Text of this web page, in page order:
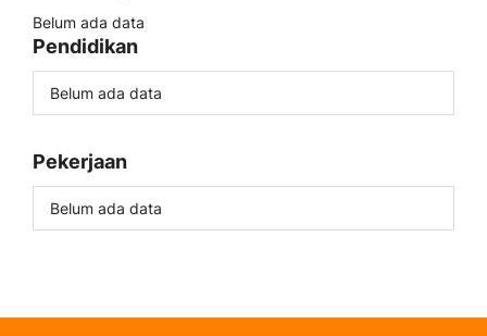
Belum ada data
Pendidikan
Belum ada data
Pekerjaan
Belum ada data